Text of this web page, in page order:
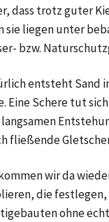
dass trotz guter
sie liegen unter
bzw.
entsteht Sand
Eine Schere tut
fließende
wir da
die festlegen,
ohne